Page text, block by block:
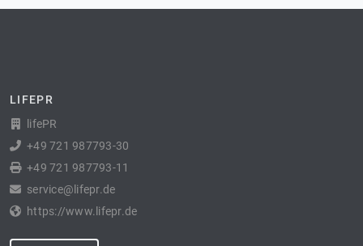
LIFEPR
lifePR
+49 721 987793-30
+49 721 987793-11
service@lifepr.de
https://www.lifepr.de